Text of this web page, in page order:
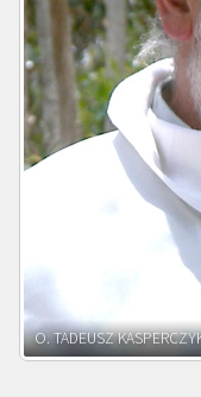
O. ADNRZEJ LEŚNIARA SJ